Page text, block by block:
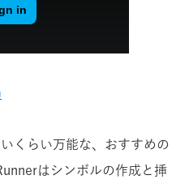
くらい万能な、おすすめの
はシンボルの作成と挿